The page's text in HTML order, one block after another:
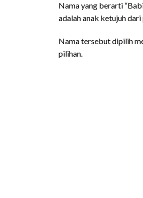
Nama yang berarti
adalah anak ketujuh
Nama tersebut dipilih
pilihan.